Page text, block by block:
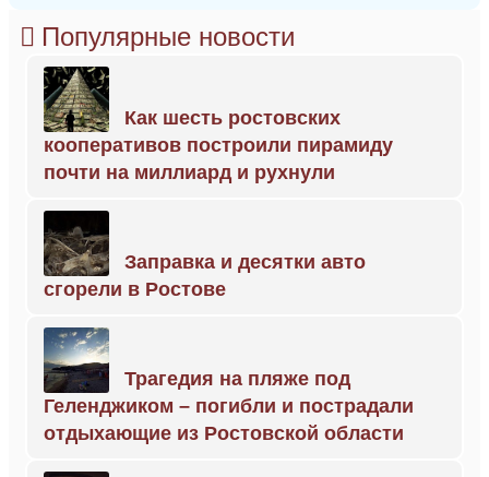
Популярные новости
Как шесть ростовских
кооперативов построили пирамиду
почти на миллиард и рухнули
Заправка и десятки авто
сгорели в Ростове
Трагедия на пляже под
Геленджиком – погибли и пострадали
отдыхающие из Ростовской области